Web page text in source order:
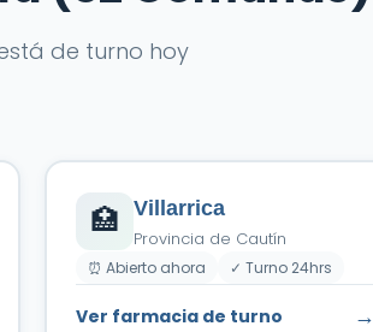
de turno hoy
🏥 Villarrica
Provincia de Cautín
⏰ Abierto ahora ✓ Turno 24hrs
Ver farmacia de turno →